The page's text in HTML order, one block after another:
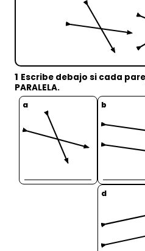
1 Escribe debajo si cada
PARALELA.
a b
d